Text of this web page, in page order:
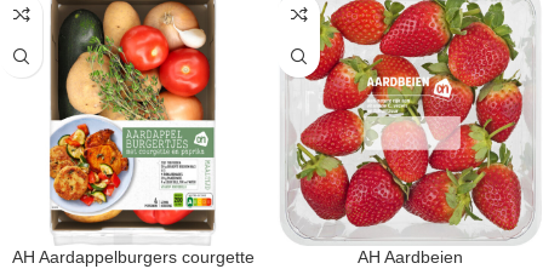
AH Aardappelburgers courgette
AH Aardbeien